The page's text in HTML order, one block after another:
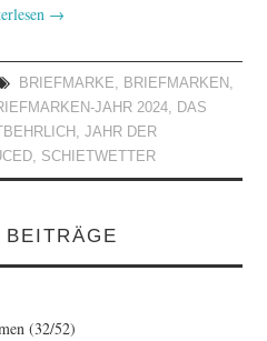
→
BRIEFMARKE, BRIEFMARKEN ,
JAHR 2024, DAS
,JAHR DER
, SCHIETWETTER
BEITRÄGE
(32/52)